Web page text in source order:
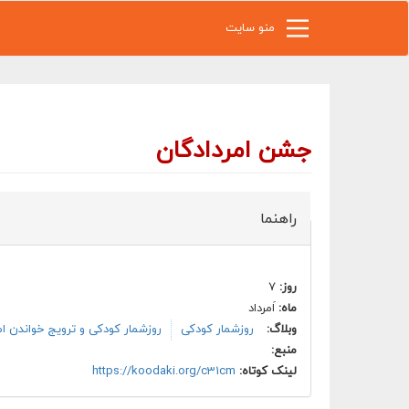
منو سایت
جشن امردادگان
راهنما
روز: ۷
ماه: اَمرداد
وبلاگ:
روزشمار کودکی
روزشمار کودکی و ترویج خواندن
منبع:
لینک کوتاه: https://koodaki.org/c31cm